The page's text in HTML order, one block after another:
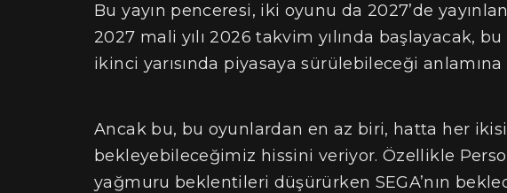
Bu yayın penceresi, iki oyunu da 2027’de
2027 mali yılı 2026 takvim yılında başlayacak,
ikinci yarısında piyasaya sürülebileceği anlamına
Ancak bu, bu oyunlardan en az biri, hatta her
bekleyebileceğimiz hissini veriyor. Özellikle
yağmuru beklentileri düşürürken SEGA’nın